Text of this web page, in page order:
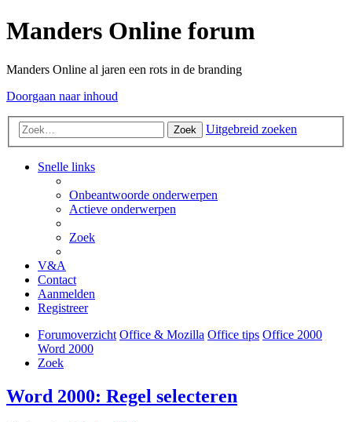
Manders Online forum
Manders Online al jaren een rots in de branding
Doorgaan naar inhoud
Zoek Uitgebreid zoeken
Snelle links
Onbeantwoorde onderwerpen
Actieve onderwerpen
Zoek
V&A
Contact
Aanmelden
Registreer
Forumoverzicht Office & Mozilla Office tips Office 2000
Word 2000
Zoek
Word 2000: Regel selecteren